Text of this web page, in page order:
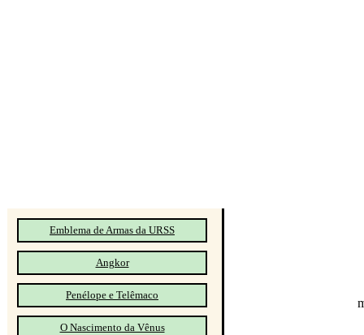
Emblema de Armas da URSS
Angkor
Penélope e Telêmaco
O Nascimento da Vênus